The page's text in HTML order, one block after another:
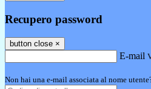
Recupero password
button close ×
E-mail
Non hai una e-mail associata al nome